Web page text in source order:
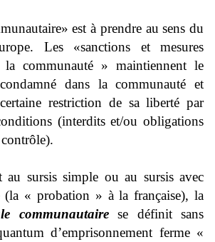
est à prendre au sens du
Les «sanctions et mesures
la communauté » maintiennent le
dans la communauté et
restriction de sa liberté par
(interdits et/ou obligations
au sursis simple ou au sursis avec
(la « probation » à la française), la
communautairese définit sans
d’emprisonnement ferme «